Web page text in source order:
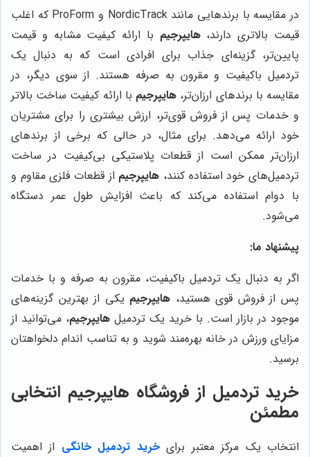
در مقایسه با برندهایی مانند NordicTrack و ProForm که اغلب
قیمت بالاتری دارند،هایپرجیم با ارائه کیفیت مشابه و قیمت
پایین‌تر، گزینه‌ای جذاب برای افرادی است که به دنبال یک
تردمیل باکیفیت و مقرون به صرفه هستند. از سوی دیگر، در
مقایسه با برندهای ارزان‌تر، هایپرجیم با ارائه کیفیت ساخت بالاتر
و خدمات پس از فروش قوی‌تر، ارزش بیشتری را برای مشتریان
خود ارائه می‌دهد. برای مثال، در حالی که برخی از برندهای
ارزان‌تر ممکن است از قطعات پلاستیکی بی‌کیفیت در ساخت
تردمیل‌های خود استفاده کنند، هایپرجیم از قطعات فلزی مقاوم و
با دوام استفاده می‌کند که باعث افزایش طول عمر دستگاه
می‌شود.
پیشنهاد ما:
اگر به دنبال یک تردمیل باکیفیت، مقرون به صرفه و با خدمات
پس از فروش قوی هستید، هایپرجیم یکی از بهترین گزینه‌های
موجود در بازار است. با خرید یک تردمیل هایپرجیم، می‌توانید از
مزایای ورزش در خانه بهره‌مند شوید و به تناسب اندام دلخواهتان
برسید.
خرید تردمیل از فروشگاه هایپرجیم انتخابی
مطمئن
انتخاب یک مرکز معتبر برایخرید تردمیل خانگی از اهمیت